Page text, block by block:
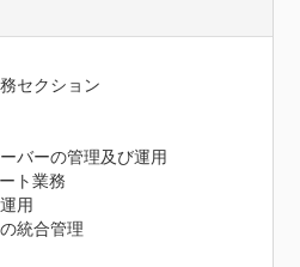
セクション
バーの管理及び運用
ト業務
用
統合管理